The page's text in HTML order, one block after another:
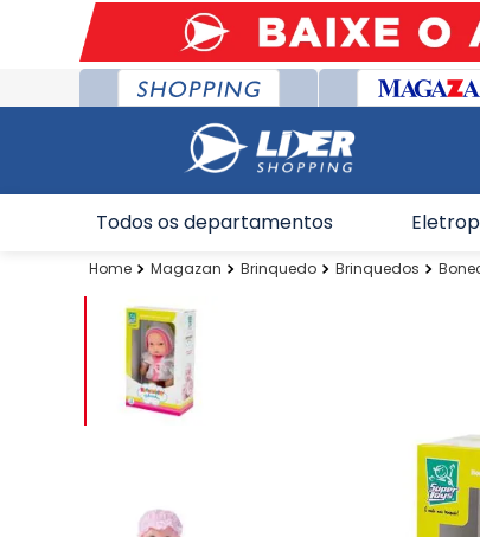
Todos os departamentos
Magazan Brinquedo Brinquedos